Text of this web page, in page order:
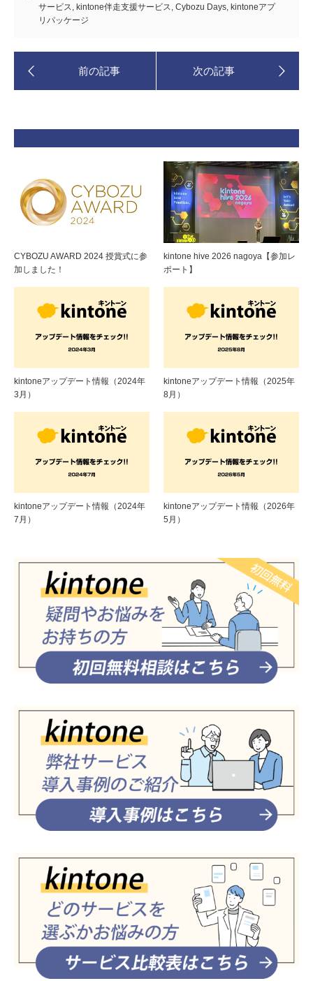
サービス, kintone伴走支援サービス, Cybozu Days, kintoneアプ
リパッケージ
CYBOZU AWARD 2024 授賞式に参
加しました！
kintone hive 2026 nagoya【参加レ
ポート】
kintoneアップデート情報（2024年
3月）
kintoneアップデート情報（2025年
8月）
kintoneアップデート情報（2024年
7月）
kintoneアップデート情報（2026年
5月）